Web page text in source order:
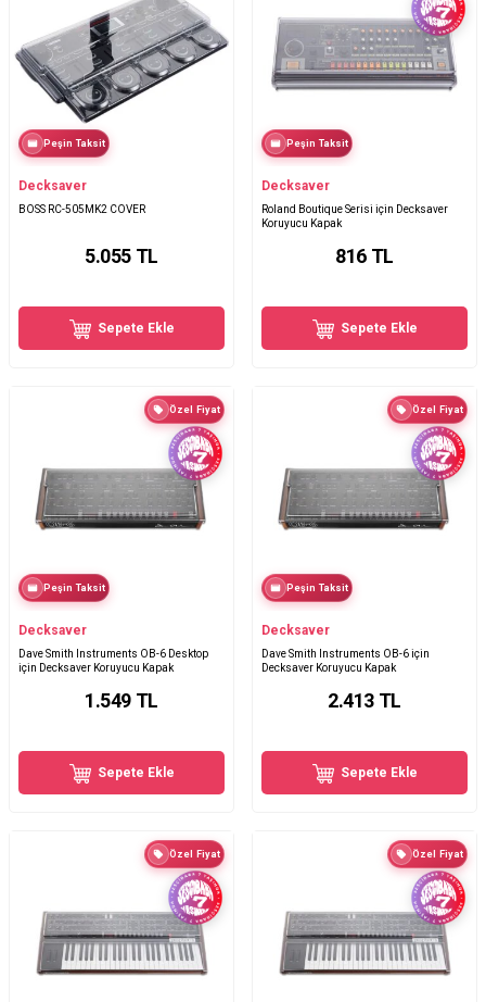
Peşin Taksit
Decksaver
BOSS RC-505MK2 COVER
5.055 TL
Sepete Ekle
Peşin Taksit
Decksaver
Roland Boutique Serisi için Decksaver
Koruyucu Kapak
816 TL
Sepete Ekle
Özel Fiyat
Peşin Taksit
Decksaver
Dave Smith Instruments OB-6 Desktop
için Decksaver Koruyucu Kapak
1.549 TL
Sepete Ekle
Özel Fiyat
Peşin Taksit
Decksaver
Dave Smith Instruments OB-6 için
Decksaver Koruyucu Kapak
2.413 TL
Sepete Ekle
Özel Fiyat Özel Fiyat